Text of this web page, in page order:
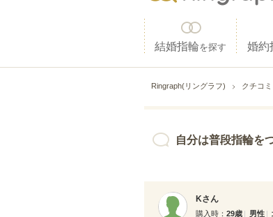
結婚指輪を探す 婚約
Ringraph(リングラフ) クチコ
自分は普段指輪をつけないの
Kさん
購入時 29歳 男性